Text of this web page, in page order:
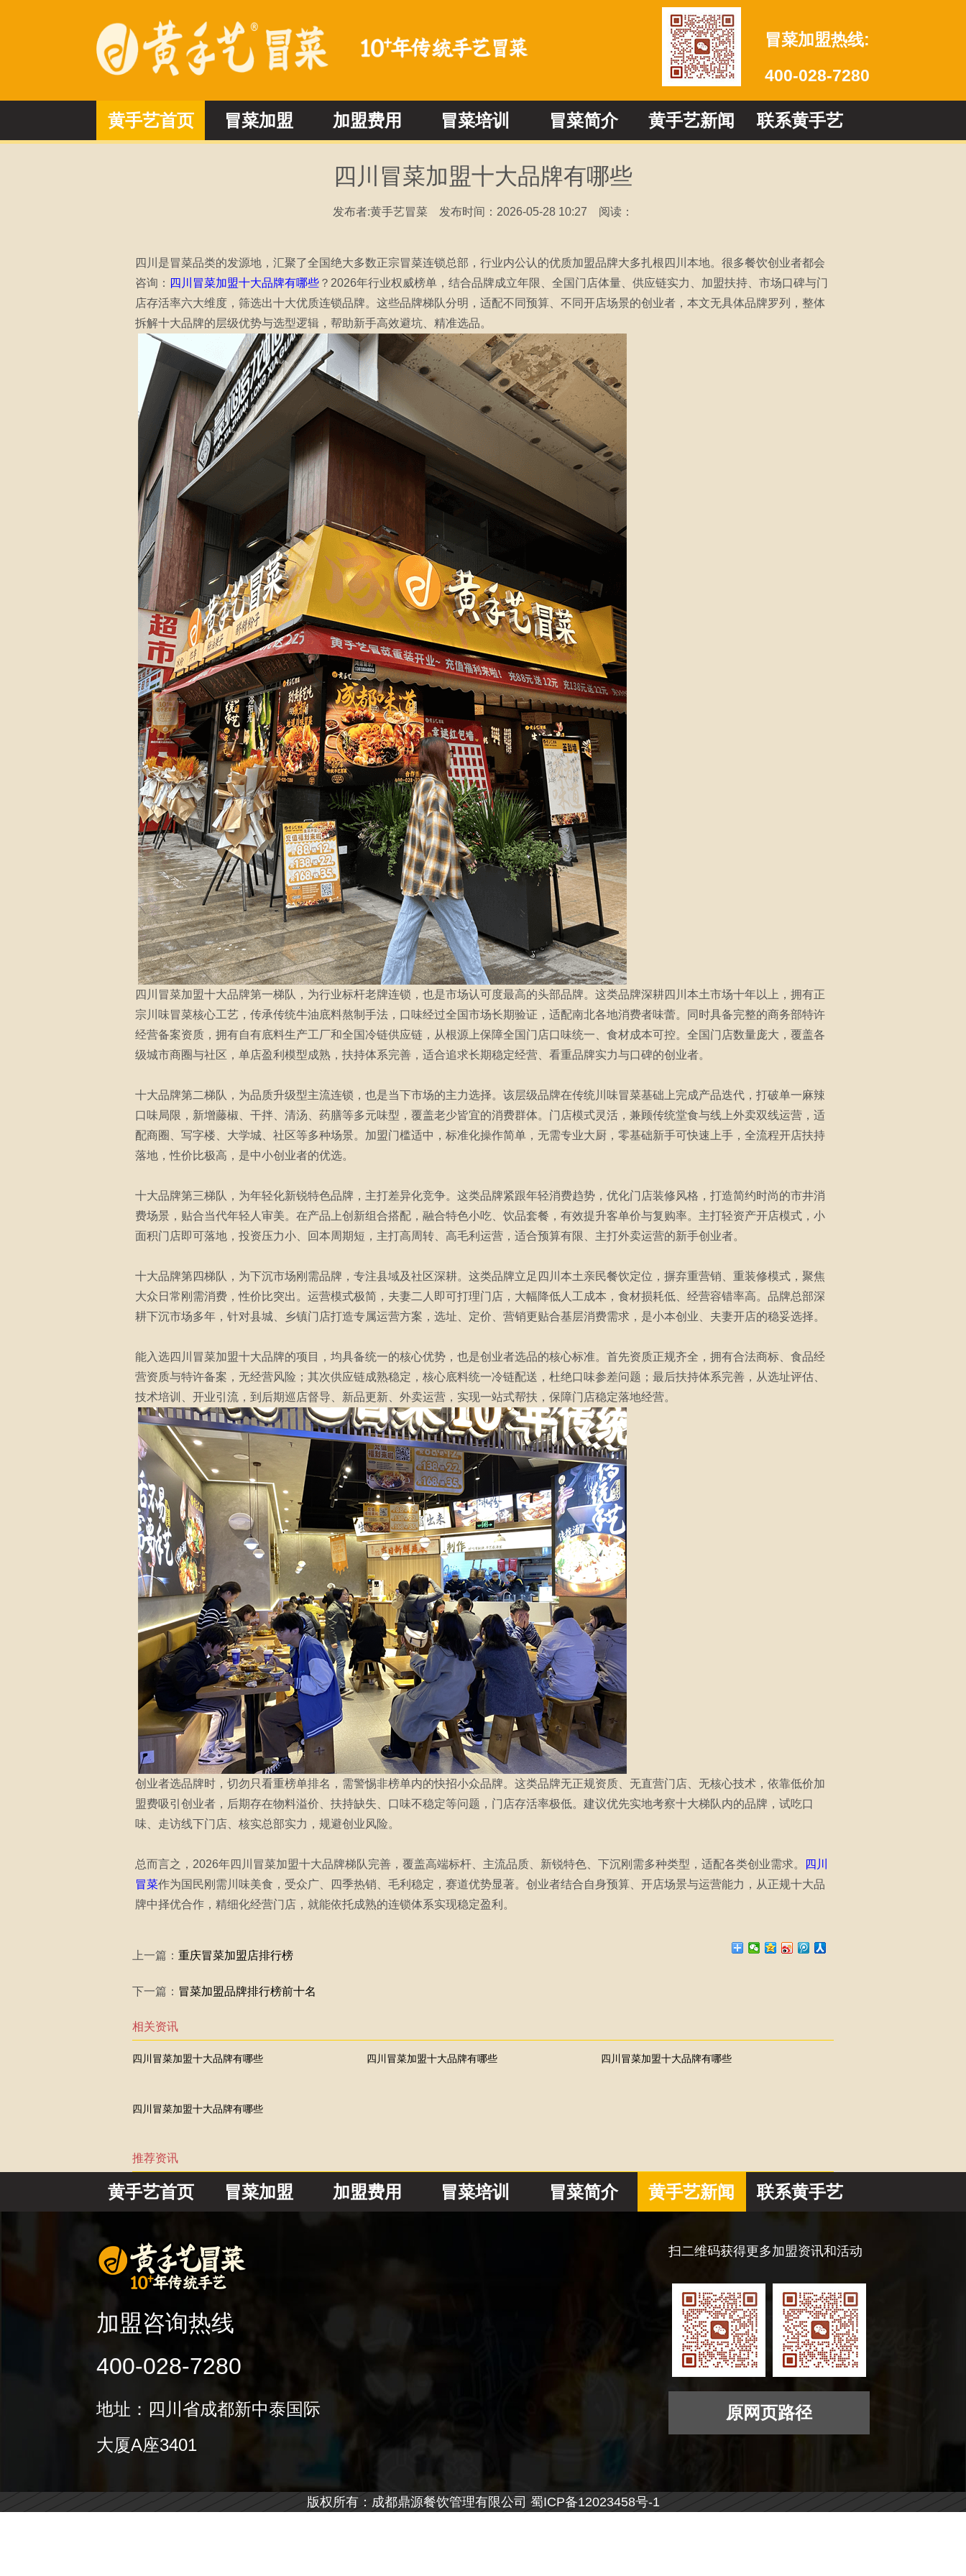
冒菜加盟热线:
400-028-7280
黄手艺首页 冒菜加盟 加盟费用 冒菜培训 冒菜简介 黄手艺新闻 联系黄手艺
冒菜加盟问答 冒菜新闻动态
四川冒菜加盟十大品牌有哪些
发布者:黄手艺冒菜 发布时间：2026-05-28 10:27 阅读：
四川是冒菜品类的发源地，汇聚了全国绝大多数正宗冒菜连锁总部，行业内公认的优质加盟品牌大多扎根四川本地。很多餐饮创业者都会
咨询： 四川冒菜加盟十大品牌有哪些 ？2026年行业权威榜单，结合品牌成立年限、全国门店体量、供应链实力、加盟扶持、市场口碑与门
店存活率六大维度，筛选出十大优质连锁品牌。这些品牌梯队分明，适配不同预算、不同开店场景的创业者，本文无具体品牌罗列，整体
拆解十大品牌的层级优势与选型逻辑，帮助新手高效避坑、精准选品。
四川冒菜加盟十大品牌第一梯队，为行业标杆老牌连锁，也是市场认可度最高的头部品牌。这类品牌深耕四川本土市场十年以上，拥有正
宗川味冒菜核心工艺，传承传统牛油底料熬制手法，口味经过全国市场长期验证，适配南北各地消费者味蕾。同时具备完整的商务部特许
经营备案资质，拥有自有底料生产工厂和全国冷链供应链，从根源上保障全国门店口味统一、食材成本可控。全国门店数量庞大，覆盖各
级城市商圈与社区，单店盈利模型成熟，扶持体系完善，适合追求长期稳定经营、看重品牌实力与口碑的创业者。
十大品牌第二梯队，为品质升级型主流连锁，也是当下市场的主力选择。该层级品牌在传统川味冒菜基础上完成产品迭代，打破单一麻辣
口味局限，新增藤椒、干拌、清汤、药膳等多元味型，覆盖老少皆宜的消费群体。门店模式灵活，兼顾传统堂食与线上外卖双线运营，适
配商圈、写字楼、大学城、社区等多种场景。加盟门槛适中，标准化操作简单，无需专业大厨，零基础新手可快速上手，全流程开店扶持
落地，性价比极高，是中小创业者的优选。
十大品牌第三梯队，为年轻化新锐特色品牌，主打差异化竞争。这类品牌紧跟年轻消费趋势，优化门店装修风格，打造简约时尚的市井消
费场景，贴合当代年轻人审美。在产品上创新组合搭配，融合特色小吃、饮品套餐，有效提升客单价与复购率。主打轻资产开店模式，小
面积门店即可落地，投资压力小、回本周期短，主打高周转、高毛利运营，适合预算有限、主打外卖运营的新手创业者。
十大品牌第四梯队，为下沉市场刚需品牌，专注县域及社区深耕。这类品牌立足四川本土亲民餐饮定位，摒弃重营销、重装修模式，聚焦
大众日常刚需消费，性价比突出。运营模式极简，夫妻二人即可打理门店，大幅降低人工成本，食材损耗低、经营容错率高。品牌总部深
耕下沉市场多年，针对县城、乡镇门店打造专属运营方案，选址、定价、营销更贴合基层消费需求，是小本创业、夫妻开店的稳妥选择。
能入选四川冒菜加盟十大品牌的项目，均具备统一的核心优势，也是创业者选品的核心标准。首先资质正规齐全，拥有合法商标、食品经
营资质与特许备案，无经营风险；其次供应链成熟稳定，核心底料统一冷链配送，杜绝口味参差问题；最后扶持体系完善，从选址评估、
技术培训、开业引流，到后期巡店督导、新品更新、外卖运营，实现一站式帮扶，保障门店稳定落地经营。
创业者选品牌时，切勿只看重榜单排名，需警惕非榜单内的快招小众品牌。这类品牌无正规资质、无直营门店、无核心技术，依靠低价加
盟费吸引创业者，后期存在物料溢价、扶持缺失、口味不稳定等问题，门店存活率极低。建议优先实地考察十大梯队内的品牌，试吃口
味、走访线下门店、核实总部实力，规避创业风险。
总而言之，2026年四川冒菜加盟十大品牌梯队完善，覆盖高端标杆、主流品质、新锐特色、下沉刚需多种类型，适配各类创业需求。
四川
冒菜作为国民刚需川味美食，受众广、四季热销、毛利稳定，赛道优势显著。创业者结合自身预算、开店场景与运营能力，从正规十大品
牌中择优合作，精细化经营门店，就能依托成熟的连锁体系实现稳定盈利。
上一篇： 重庆冒菜加盟店排行榜
下一篇： 冒菜加盟品牌排行榜前十名
相关资讯
四川冒菜加盟十大品牌有哪些 四川冒菜加盟十大品牌有哪些 四川冒菜加盟十大品牌有哪些
四川冒菜加盟十大品牌有哪些
推荐资讯
黄手艺首页 冒菜加盟 加盟费用 冒菜培训 冒菜简介 黄手艺新闻 联系黄手艺
加盟咨询热线
400-028-7280
地址：四川省成都新中泰国际
大厦A座3401
扫二维码获得更多加盟资讯和活动
原网页路径
版权所有：成都鼎源餐饮管理有限公司 蜀ICP备12023458号-1